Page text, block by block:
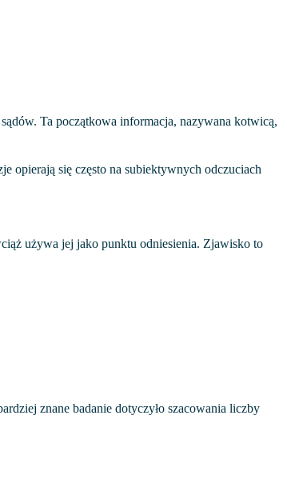
Ta początkowa informacja, nazywana kotwicą,
opierają się często na subiektywnych odczuciach
używa jej jako punktu odniesienia. Zjawisko to
znane badanie dotyczyło szacowania liczby